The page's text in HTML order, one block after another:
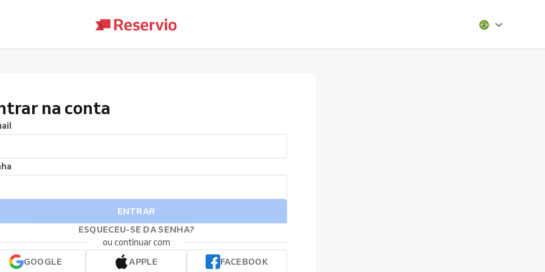
na conta
ENTRAR
ESQUECEU-SE DA SENHA?
ou continuar com
GOOGLE
APPLE FACEBOOK